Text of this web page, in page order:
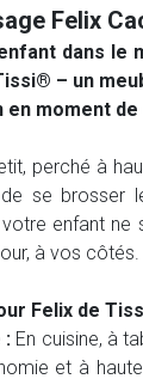
Felix
dans le
– un
en moment
perché à
se brosser
votre enfant
à vos côtés.
Felix de
: En cuisine, à
et à